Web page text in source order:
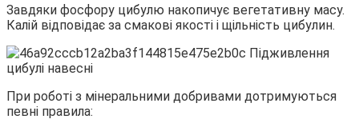
Завдяки фосфору цибулю накопичує вегетативну масу.
Калій відповідає за смакові якості і щільність цибулин.
При роботі з мінеральними добривами дотримуються
певні правила: